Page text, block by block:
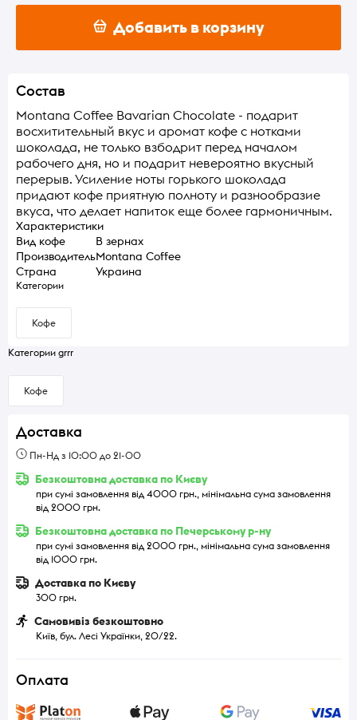
Добавить в корзину
Состав
Montana Coffee Bavarian Chocolate - подарит
восхитительный вкус и аромат кофе с нотками
шоколада, не только взбодрит перед началом
рабочего дня, но и подарит невероятно вкусный
перерыв. Усиление ноты горького шоколада
придают кофе приятную полноту и разнообразие
вкуса, что делает напиток еще более гармоничным.
Характеристики
Вид кофе
В зернах
ПроизводительMontana Coffee
Страна
Украина
Категории
Кофе
Категории grrr
Кофе
Доставка
Пн-Нд з 10:00 до 21-00
Безкоштовна доставка по Києву
при сумі замовлення від 4000 грн., мінімальна сума замовлення
від 2000 грн.
Безкоштовна доставка по Печерському р-ну
при сумі замовлення від 2000 грн., мінімальна сума замовлення
від 1000 грн.
Доставка по Києву
300 грн.
Самовивіз безкоштовно
Київ, бул. Лесі Українки, 20/22.
Оплата